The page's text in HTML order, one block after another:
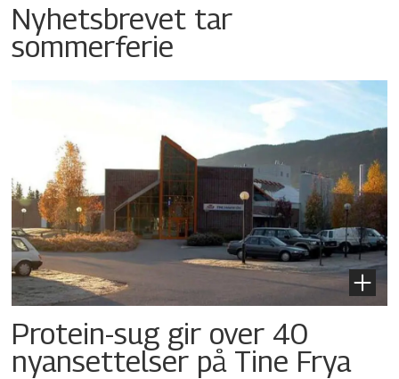
Nyhetsbrevet tar
sommerferie
Protein-sug gir over 40
nyansettelser på Tine Frya